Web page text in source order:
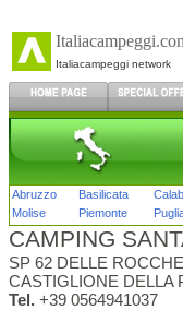
Italiacampeggi network
Abruzzo Basilicata
Molise
Piemonte
CAMPING
SP 62 DELLE
CASTIGLIONE DELLA
Tel. +39 0564941037